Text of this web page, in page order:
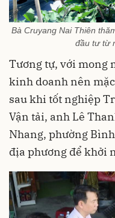
Bà Cruyang Nai Thiên
đầu tư từ
Tương tự, với mong
kinh doanh nên
sau khi tốt nghiệp
Vận tải, anh Lê
Nhang, phường
địa phương để khởi